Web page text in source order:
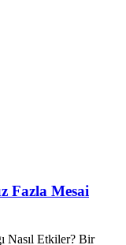
Fazla Mesai
Nasıl Etkiler? Bir